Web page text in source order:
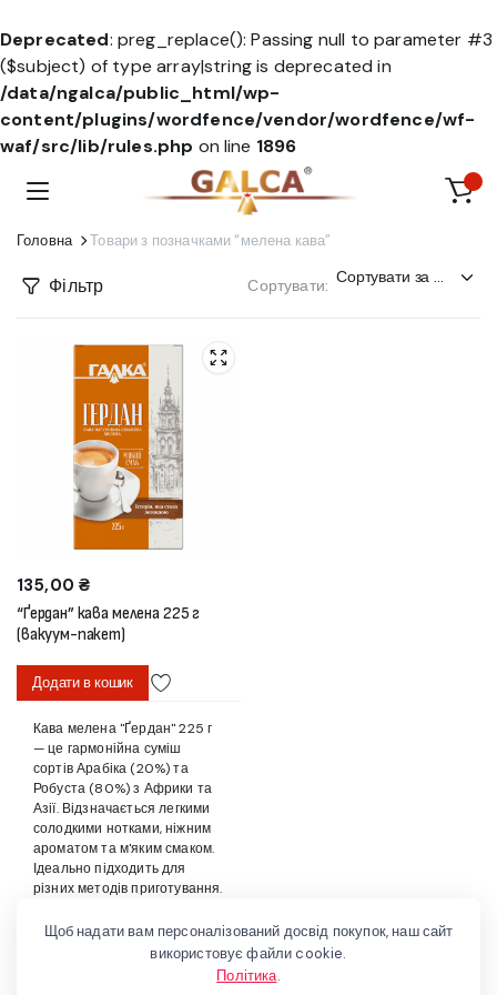
Deprecated: preg_replace(): Passing null to parameter #3
($subject) of type array|string is deprecated in
/data/ngalca/public_html/wp-
content/plugins/wordfence/vendor/wordfence/wf-
waf/src/lib/rules.php on line 1896
Головна Товари з позначками “мелена кава”
Фільтр Сортувати:
135,00₴
“Ґердан” кава мелена 225 г
(вакуум-пакет)
Додати в кошик
Кава мелена "Ґердан" 225 г
— це гармонійна суміш
сортів Арабіка (20%) та
Робуста (80%) з Африки та
Азії. Відзначається легкими
солодкими нотками, ніжним
ароматом та м'яким смаком.
Ідеально підходить для
різних методів приготування.
Щоб надати вам персоналізований досвід покупок, наш сайт
використовує файли cookie.
Політика.